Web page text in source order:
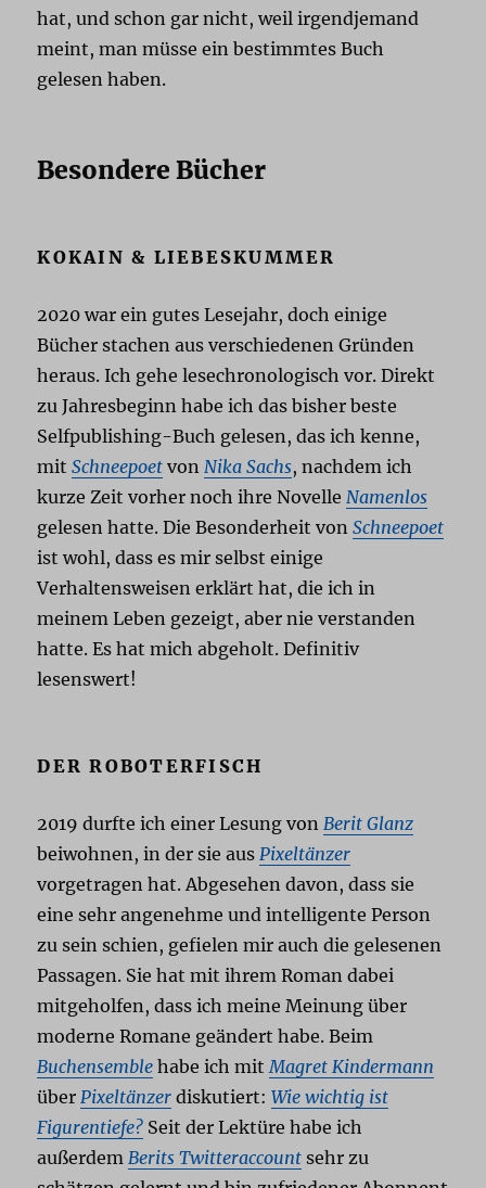
hat, und schon gar nicht, weil irgendjemand
meint, man müsse ein bestimmtes Buch
gelesen haben.
Besondere Bücher
KOKAIN & LIEBESKUMMER
2020 war ein gutes Lesejahr, doch einige
Bücher stachen aus verschiedenen Gründen
heraus. Ich gehe lesechronologisch vor. Direkt
zu Jahresbeginn habe ich das bisher beste
Selfpublishing-Buch gelesen, das ich kenne,
mitSchneepoet von Nika Sachs, nachdem ich
kurze Zeit vorher noch ihre Novelle Namenlos
gelesen hatte. Die Besonderheit vonSchneepoet
ist wohl, dass es mir selbst einige
Verhaltensweisen erklärt hat, die ich in
meinem Leben gezeigt, aber nie verstanden
hatte. Es hat mich abgeholt. Definitiv
lesenswert!
DER ROBOTERFISCH
2019 durfte ich einer Lesung von Berit Glanz
beiwohnen, in der sie aus Pixeltänzer
vorgetragen hat. Abgesehen davon, dass sie
eine sehr angenehme und intelligente Person
zu sein schien, gefielen mir auch die gelesenen
Passagen. Sie hat mit ihrem Roman dabei
mitgeholfen, dass ich meine Meinung über
moderne Romane geändert habe. Beim
Buchensemble habe ich mit Magret Kindermann
über Pixeltänzer diskutiert:Wie wichtig ist
Figurentiefe? Seit der Lektüre habe ich
außerdem Berits Twitteraccount sehr zu